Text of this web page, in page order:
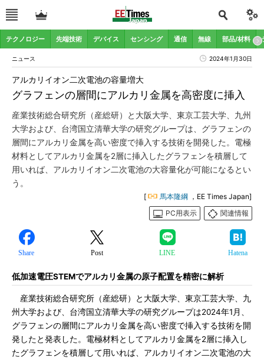
テクノロジー 先端技術 デバイス センシング 通信 無線 部品/材料
ニュース 2024年1月30日
グラフェンの層間にアルカリ金属を高密度に挿入
アルカリイオン二次電池の容量増大
産業技術総合研究所（産総研）と大阪大学、東京工芸大学、九州
大学および、台湾国立清華大学の研究グループは、グラフェンの
層間にアルカリ金属を高い密度で挿入する技術を開発した。電極
材料としてアルカリ金属を2層に挿入したグラフェンを積層して
用いれば、アルカリイオン二次電池の大容量化が可能になるとい
う。
[ 馬本隆綱 ，EE Times Japan]
PC用表示
関連情報
Share Post LINE Hatena
低加速電圧STEMでアルカリ金属の原子配置を精密に解析
産業技術総合研究所（産総研）と大阪大学、東京工芸大学、九
州大学および、台湾国立清華大学の研究グループは2024年1月、
グラフェンの層間にアルカリ金属を高い密度で挿入する技術を開
発したと発表した。電極材料としてアルカリ金属を2層に挿入し
たグラフェンを積層して用いれば、アルカリイオン二次電池の大